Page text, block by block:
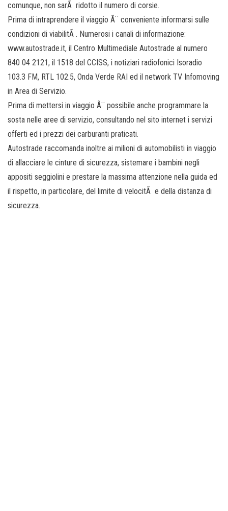
comunque, non sarÃ ridotto il numero di corsie.
Prima di intraprendere il viaggio Ã¨ conveniente informarsi sulle
condizioni di viabilitÃ . Numerosi i canali di informazione:
www.autostrade.it, il Centro Multimediale Autostrade al numero
840 04 2121, il 1518 del CCISS, i notiziari radiofonici Isoradio
103.3 FM, RTL 102.5, Onda Verde RAI ed il network TV Infomoving
in Area di Servizio.
Prima di mettersi in viaggio Ã¨ possibile anche programmare la
sosta nelle aree di servizio, consultando nel sito internet i servizi
offerti ed i prezzi dei carburanti praticati.
Autostrade raccomanda inoltre ai milioni di automobilisti in viaggio
di allacciare le cinture di sicurezza, sistemare i bambini negli
appositi seggiolini e prestare la massima attenzione nella guida ed
il rispetto, in particolare, del limite di velocitÃ e della distanza di
sicurezza.